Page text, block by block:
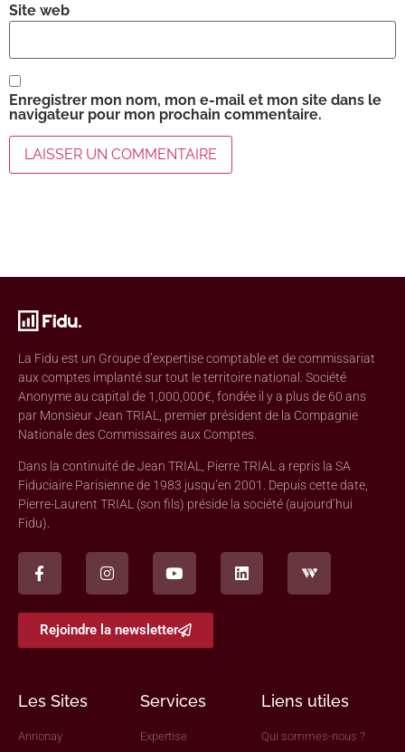
Site web
Enregistrer mon nom, mon e-mail et mon site dans le
navigateur pour mon prochain commentaire.
La Fidu est un Groupe d’expertise comptable et de commissariat
aux comptes implanté sur tout le territoire national. Société
Anonyme au capital de 1,000,000€, fondée il y a plus de 60 ans
par Monsieur Jean TRIAL, premier président de la Compagnie
Nationale des Commissaires aux Comptes.
Dans la continuité de Jean TRIAL, Pierre TRIAL a repris la SA
Fiduciaire Parisienne de 1983 jusqu’en 2001. Depuis cette date,
Pierre-Laurent TRIAL (son fils) préside la société (aujourd’hui
Fidu).
Rejoindre la newsletter
Les Sites
Annonay
Services
Expertise
Liens utiles
Qui sommes-nous ?